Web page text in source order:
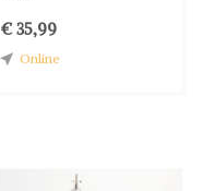
€ 35,99
Online